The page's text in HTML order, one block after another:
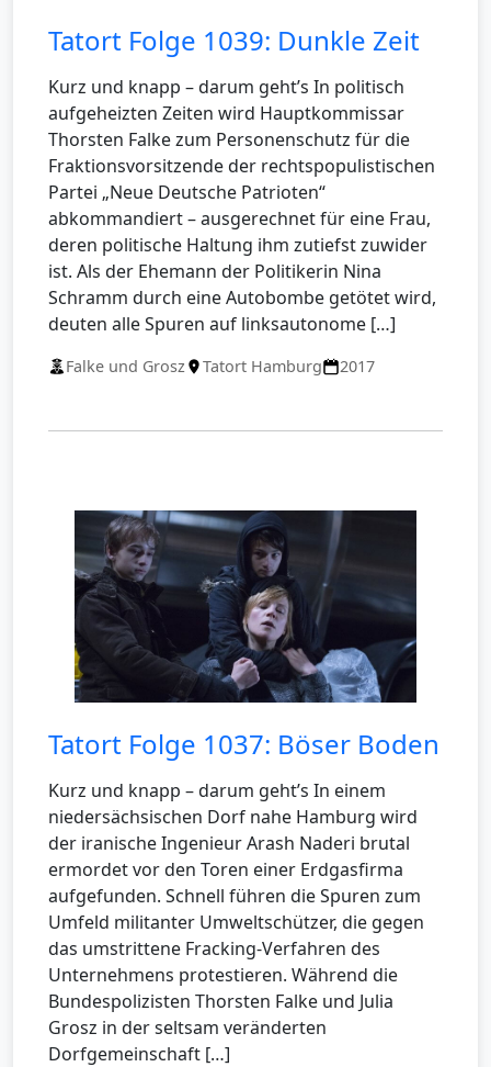
Tatort Folge 1039: Dunkle Zeit
Kurz und knapp – darum geht’s In politisch
aufgeheizten Zeiten wird Hauptkommissar
Thorsten Falke zum Personenschutz für die
Fraktionsvorsitzende der rechtspopulistischen
Partei „Neue Deutsche Patrioten“
abkommandiert – ausgerechnet für eine Frau,
deren politische Haltung ihm zutiefst zuwider
ist. Als der Ehemann der Politikerin Nina
Schramm durch eine Autobombe getötet wird,
deuten alle Spuren auf linksautonome […]
Falke und Grosz Tatort Hamburg 2017
Tatort Folge 1037: Böser Boden
Kurz und knapp – darum geht’s In einem
niedersächsischen Dorf nahe Hamburg wird
der iranische Ingenieur Arash Naderi brutal
ermordet vor den Toren einer Erdgasfirma
aufgefunden. Schnell führen die Spuren zum
Umfeld militanter Umweltschützer, die gegen
das umstrittene Fracking-Verfahren des
Unternehmens protestieren. Während die
Bundespolizisten Thorsten Falke und Julia
Grosz in der seltsam veränderten
Dorfgemeinschaft […]